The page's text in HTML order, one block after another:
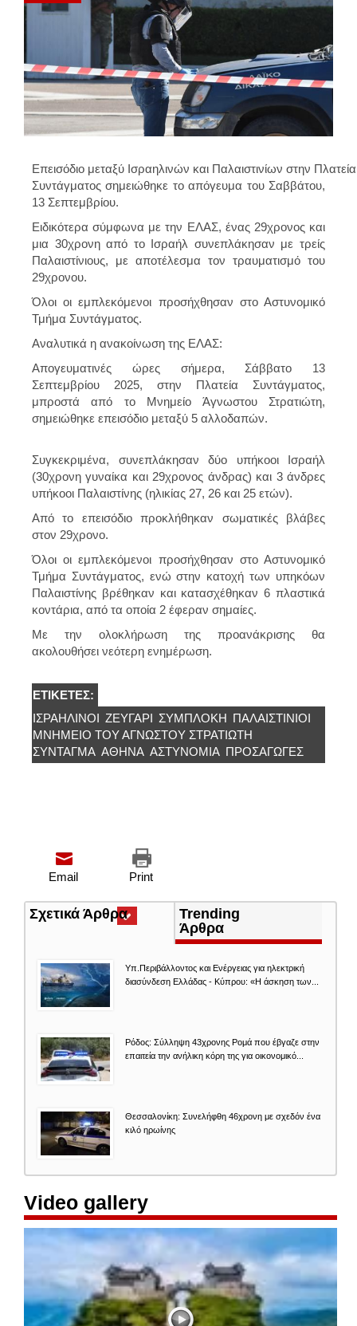
Επεισόδιο μεταξύ Ισραηλινών και Παλαιστινίων στην Πλατεία
Συντάγματος σημειώθηκε το απόγευμα του Σαββάτου,
13 Σεπτεμβρίου.
Ειδικότερα σύμφωνα με την ΕΛΑΣ, ένας 29χρονος και
μια 30χρονη από το Ισραήλ συνεπλάκησαν με τρείς
Παλαιστίνιους, με αποτέλεσμα τον τραυματισμό του
29χρονου.
Όλοι οι εμπλεκόμενοι προσήχθησαν στο Αστυνομικό
Τμήμα Συντάγματος.
Αναλυτικά η ανακοίνωση της ΕΛΑΣ:
Απογευματινές ώρες σήμερα, Σάββατο 13
Σεπτεμβρίου 2025, στην Πλατεία Συντάγματος,
μπροστά από το Μνημείο Άγνωστου Στρατιώτη,
σημειώθηκε επεισόδιο μεταξύ 5 αλλοδαπών.
Συγκεκριμένα, συνεπλάκησαν δύο υπήκοοι Ισραήλ
(30χρονη γυναίκα και 29χρονος άνδρας) και 3 άνδρες
υπήκοοι Παλαιστίνης (ηλικίας 27, 26 και 25 ετών).
Από το επεισόδιο προκλήθηκαν σωματικές βλάβες
στον 29χρονο.
Όλοι οι εμπλεκόμενοι προσήχθησαν στο Αστυνομικό
Τμήμα Συντάγματος, ενώ στην κατοχή των υπηκόων
Παλαιστίνης βρέθηκαν και κατασχέθηκαν 6 πλαστικά
κοντάρια, από τα οποία 2 έφεραν σημαίες.
Με την ολοκλήρωση της προανάκρισης θα
ακολουθήσει νεότερη ενημέρωση.
ΕΤΙΚΈΤΕΣ:
ΙΣΡΑΗΛΙΝΟΙ ΖΕΥΓΆΡΙ ΣΥΜΠΛΟΚΉ ΠΑΛΑΙΣΤΙΝΙΟΙ
ΜΝΗΜΕΊΟ ΤΟΥ ΆΓΝΩΣΤΟΥ ΣΤΡΑΤΙΏΤΗ
ΣΥΝΤΑΓΜΑ ΑΘΉΝΑ ΑΣΤΥΝΟΜΊΑ ΠΡΟΣΑΓΩΓΈΣ
Print
Email
Σχετικά Άρθρα(ενεργή
καρτέλα)
Trending
Άρθρα
Υπ.Περιβάλλοντος και Ενέργειας για ηλεκτρική
διασύνδεση Ελλάδας - Κύπρου: «Η άσκηση των...
Ρόδος: Σύλληψη 43χρονης Ρομά που έβγαζε στην
επαιτεία την ανήλικη κόρη της για οικονομικό...
Θεσσαλονίκη: Συνελήφθη 46χρονη με σχεδόν ένα
κιλό ηρωίνης
Video gallery